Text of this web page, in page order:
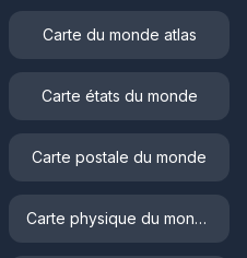
Carte du monde atlas
Carte états du monde
Carte postale du monde
Carte physique du monde